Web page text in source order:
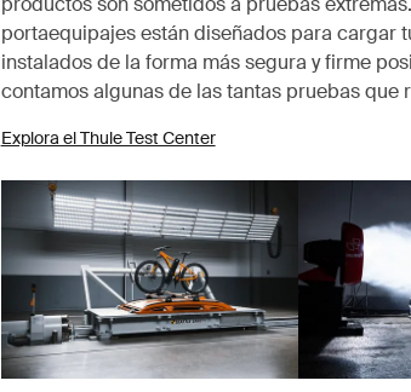
portaequipajes están diseñados para cargar
instalados de la forma más segura y firme
contamos algunas de las tantas pruebas que
Explora el Thule Test Center